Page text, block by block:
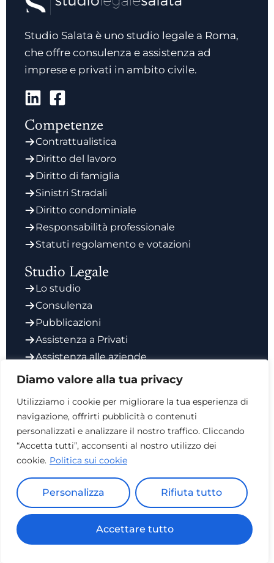
Diamo valore alla tua privacy
Utilizziamo i cookie per migliorare la tua esperienza di
navigazione, offrirti pubblicità o contenuti
personalizzati e analizzare il nostro traffico. Cliccando
“Accetta tutti”, acconsenti al nostro utilizzo dei
cookie. Politica sui cookie
Personalizza Rifiuta tutto
Accettare tutto
Studio Salata è uno studio legale a Roma,
che offre consulenza e assistenza ad
imprese e privati in ambito civile.
Competenze
Contrattualistica
Diritto del lavoro
Diritto di famiglia
Sinistri Stradali
Diritto condominiale
Responsabilità professionale
Statuti regolamento e votazioni
Studio Legale
Lo studio
Consulenza
Pubblicazioni
Assistenza a Privati
Assistenza alle aziende
Codice Etico degli Avvocati
Contatti
Via Giorgio Vasari 6, 00196
info@studiosalata.it
0689418992
0689418993
Studio Legale Roma – Avvocato Aurelio Salata -
Via Giorgio Vasari 6, 00196 - 11735991009
Powered By Xonex